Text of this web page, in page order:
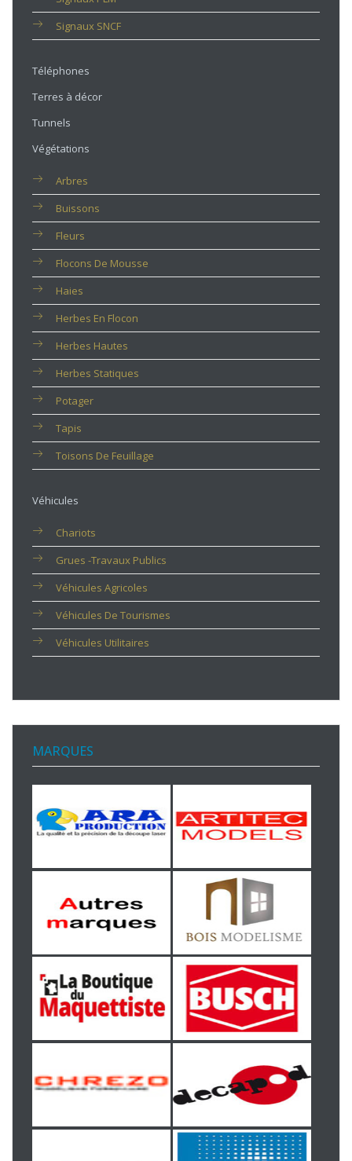
Signaux SNCF
Téléphones
Terres à décor
Tunnels
Végétations
Arbres
Buissons
Fleurs
Flocons De Mousse
Haies
Herbes En Flocon
Herbes Hautes
Herbes Statiques
Potager
Tapis
Toisons De Feuillage
Véhicules
Chariots
Grues -travaux Publics
Véhicules Agricoles
Véhicules De Tourismes
Véhicules Utilitaires
MARQUES